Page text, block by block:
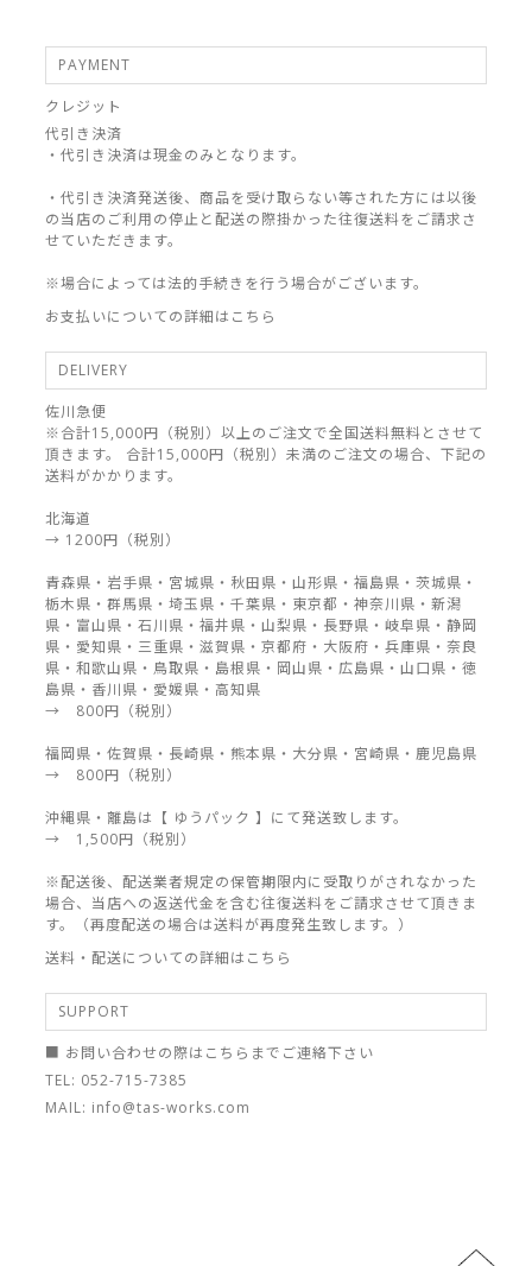
PAYMENT
クレジット
代引き決済
・代引き決済は現金のみとなります。
・代引き決済発送後、商品を受け取らない等された方には以後
の当店のご利用の停止と配送の際掛かった往復送料をご請求さ
せていただきます。
※場合によっては法的手続きを行う場合がございます。
お支払いについての詳細はこちら
DELIVERY
佐川急便
※合計15,000円（税別）以上のご注文で全国送料無料とさせて
頂きます。 合計15,000円（税別）未満のご注文の場合、下記の
送料がかかります。
北海道
→ 1200円（税別）
青森県・岩手県・宮城県・秋田県・山形県・福島県・茨城県・
栃木県・群馬県・埼玉県・千葉県・東京都・神奈川県・新潟
県・富山県・石川県・福井県・山梨県・長野県・岐阜県・静岡
県・愛知県・三重県・滋賀県・京都府・大阪府・兵庫県・奈良
県・和歌山県・鳥取県・島根県・岡山県・広島県・山口県・徳
島県・香川県・愛媛県・高知県
→ 800円（税別）
福岡県・佐賀県・長崎県・熊本県・大分県・宮崎県・鹿児島県
→ 800円（税別）
沖縄県・離島は【 ゆうパック 】にて発送致します。
→ 1,500円（税別）
※配送後、配送業者規定の保管期限内に受取りがされなかった
場合、当店への返送代金を含む往復送料をご請求させて頂きま
す。（再度配送の場合は送料が再度発生致します。）
送料・配送についての詳細はこちら
SUPPORT
■ お問い合わせの際はこちらまでご連絡下さい
TEL: 052-715-7385
MAIL: info@tas-works.com